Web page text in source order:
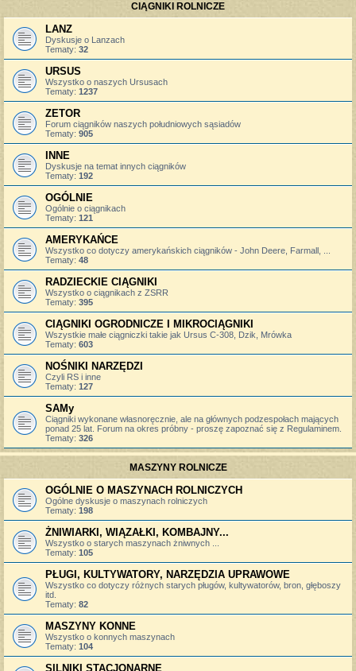
CIĄGNIKI ROLNICZE
LANZ
Dyskusje o Lanzach
Tematy: 32
URSUS
Wszystko o naszych Ursusach
Tematy: 1237
ZETOR
Forum ciągników naszych południowych sąsiadów
Tematy: 905
INNE
Dyskusje na temat innych ciągników
Tematy: 192
OGÓLNIE
Ogólnie o ciągnikach
Tematy: 121
AMERYKAŃCE
Wszystko co dotyczy amerykańskich ciągników - John Deere, Farmall, ...
Tematy: 48
RADZIECKIE CIĄGNIKI
Wszystko o ciągnikach z ZSRR
Tematy: 395
CIĄGNIKI OGRODNICZE I MIKROCIĄGNIKI
Wszystkie małe ciągniczki takie jak Ursus C-308, Dzik, Mrówka
Tematy: 603
NOŚNIKI NARZĘDZI
Czyli RS i inne
Tematy: 127
SAMy
Ciągniki wykonane własnoręcznie, ale na głównych podzespołach mających
ponad 25 lat. Forum na okres próbny - proszę zapoznać się z Regulaminem.
Tematy: 326
MASZYNY ROLNICZE
OGÓLNIE O MASZYNACH ROLNICZYCH
Ogólne dyskusje o maszynach rolniczych
Tematy: 198
ŻNIWIARKI, WIĄZAŁKI, KOMBAJNY...
Wszystko o starych maszynach żniwnych ...
Tematy: 105
PŁUGI, KULTYWATORY, NARZĘDZIA UPRAWOWE
Wszystko co dotyczy różnych starych pługów, kultywatorów, bron, głęboszy
itd.
Tematy: 82
MASZYNY KONNE
Wszystko o konnych maszynach
Tematy: 104
SILNIKI STACJONARNE